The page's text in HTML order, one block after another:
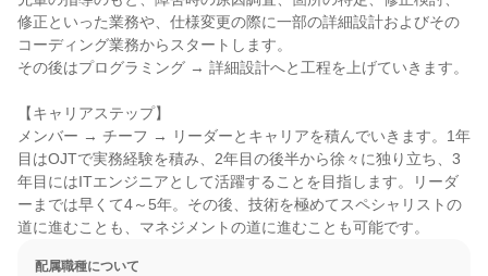
修正といった業務や、仕様変更の際に一部の詳細設計およびその
コーディング業務からスタートします。
その後はプログラミング → 詳細設計へと工程を上げていきます。
【キャリアステップ】
メンバー → チーフ → リーダーとキャリアを積んでいきます。1年
目はOJTで実務経験を積み、2年目の後半から徐々に独り立ち、3
年目にはITエンジニアとして活躍することを目指します。リーダ
ーまでは早くて4～5年。その後、技術を極めてスペシャリストの
道に進むことも、マネジメントの道に進むことも可能です。
配属職種について